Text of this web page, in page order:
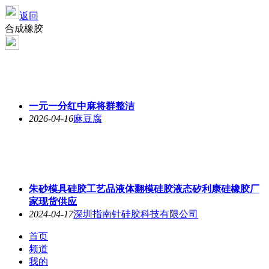
返回
合成橡胶
一元一分红中麻将群整洁
2026-04-16麻豆腐
朱砂模具硅胶工艺品液体翻模硅胶液态矽利康硅橡胶厂
家现货供应
2024-04-17深圳指南针硅胶科技有限公司
首页
频道
我的